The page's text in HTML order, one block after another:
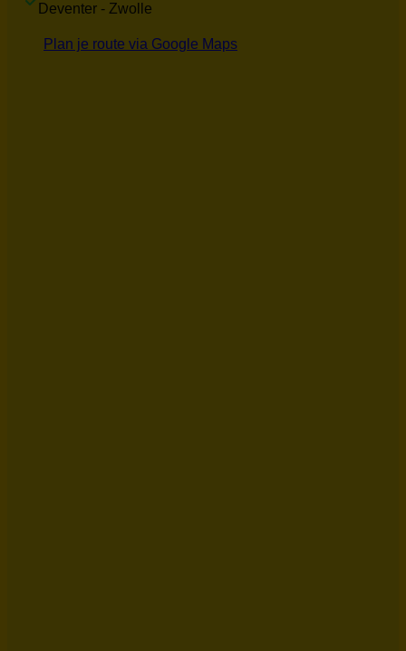
Deventer - Zwolle
Plan je route via Google Maps